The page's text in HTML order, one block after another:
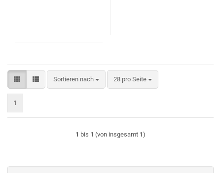
Sortieren nach
Sortieren nach 28 pro Seite
pro Seite
1
1 bis 1 (von insgesamt 1)